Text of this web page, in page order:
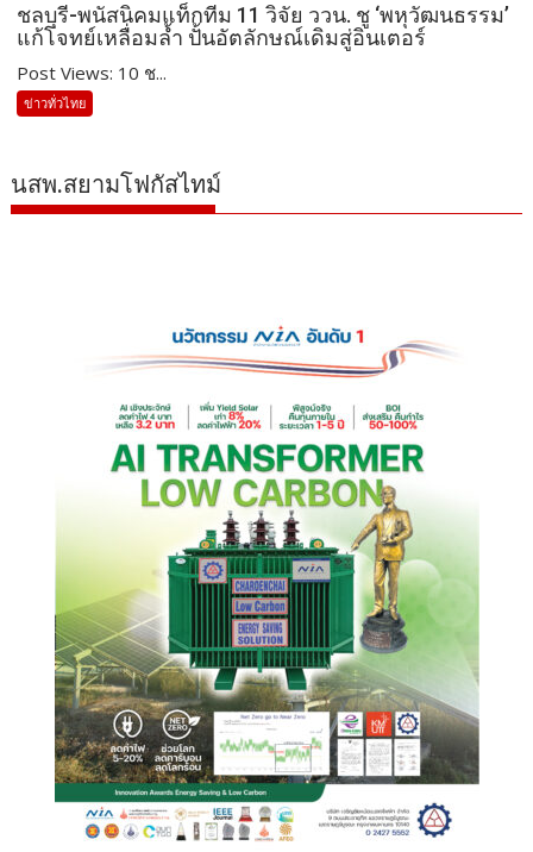
ชลบุรี-พนัสนิคมแท็กทีม 11 วิจัย ววน. ชู ‘พหุวัฒนธรรม’
แก้โจทย์เหลื่อมล้ำ ปั้นอัตลักษณ์เดิมสู่อินเตอร์
Post Views: 10 ช...
ข่าวทั่วไทย
นสพ.สยามโฟกัสไทม์